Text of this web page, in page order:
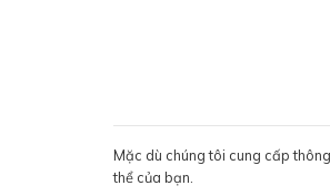
Mặc dù chúng tôi cung cấp
thể của bạn.